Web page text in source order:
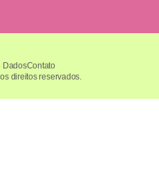
direitos reservados.
DadosContato